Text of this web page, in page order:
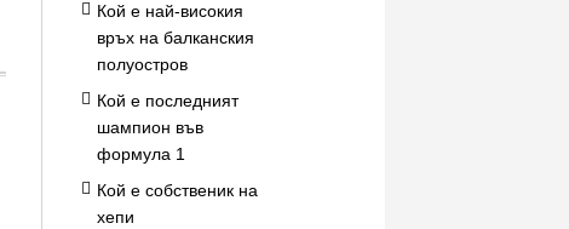
Кой е най-високия
връх на балканския
полуостров
Кой е последният
шампион във
формула 1
Кой е собственик на
хепи